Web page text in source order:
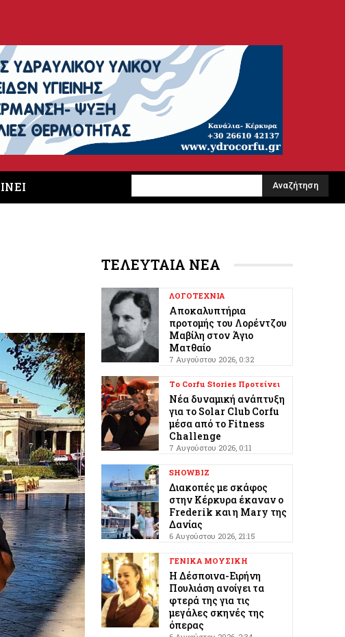
Αναζήτηση
ΤΕΛΕΥΤΑΙΑ ΝΕΑ
Αποκαλυπτήρια
προτομής του Λορέντζου
Μαβίλη στον Άγιο
Ματθαίο
7 Αυγούστου 2026, 0:32
Νέα δυναμική ανάπτυξη
για το Solar Club Corfu
μέσα από το Fitness
Challenge
7 Αυγούστου 2026, 0:11
Διακοπές με σκάφος
στην Κέρκυρα έκαναν ο
Frederik και η Mary της
Δανίας
6 Αυγούστου 2026, 21:15
Η Δέσποινα-Ειρήνη
Πουλιάση ανοίγει τα
φτερά της για τις
μεγάλες σκηνές της
όπερας
6 Αυγούστου 2026, 2:34